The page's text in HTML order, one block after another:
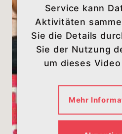
Service kann
Aktivitäten
Sie die Details
Sie der Nutzung
um dieses
Mehr